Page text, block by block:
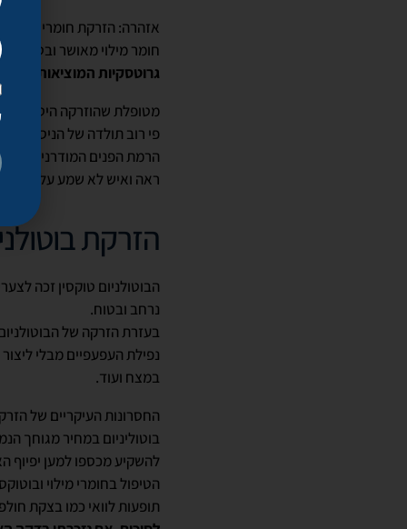
אזהרה: הזרקת חומרי מילוי
חומר מילוי מאושר ובטוח,
גרוטסקיות המוציאות
מטופלת שהוזרקה היטב
פי רוב תולדה של הניסיון
הרמת הפנים המודרנית
ראה ואיש לא שמע על היותן
הזרקת
הבוטולניום טוקסין זכה
נרחב ובטוח.
בעזרת הזרקה של
נפילת העפעפיים מבלי
במצח ועוד.
החסרונות העיקריים של
בוטוליניום במחיר מגוחך
להשקיע מכספו למען יפיוף
הטיפול בחומרי מילוי
תופעות לוואי כמו בצקת